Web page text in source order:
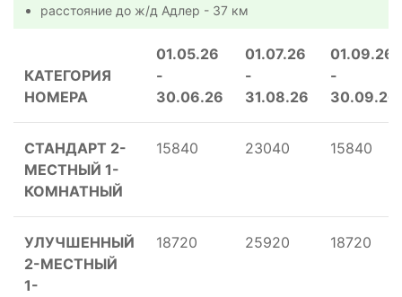
расстояние до ж/д Адлер - 37 км
КАТЕГОРИЯ
НОМЕРА
01.05.26
-
30.06.26
01.07.26
-
31.08.26
01.09.26
-
30.09.26
СТАНДАРТ 2-
МЕСТНЫЙ 1-
КОМНАТНЫЙ
15840 23040 15840
УЛУЧШЕННЫЙ
2-МЕСТНЫЙ
1-
18720 25920 18720